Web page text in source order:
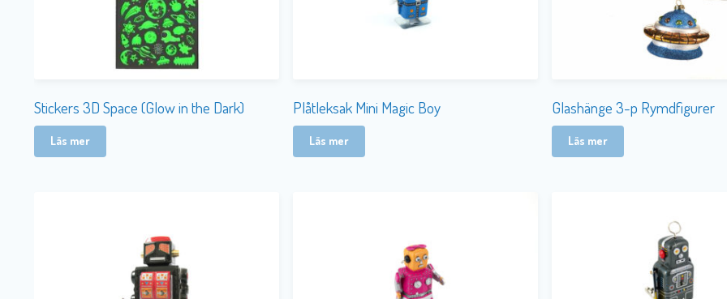
Stickers 3D Space (Glow in the Dark)
Läs mer
Plåtleksak Mini Magic Boy
Läs mer
Glashänge 3-p Rymdfigurer
Läs mer